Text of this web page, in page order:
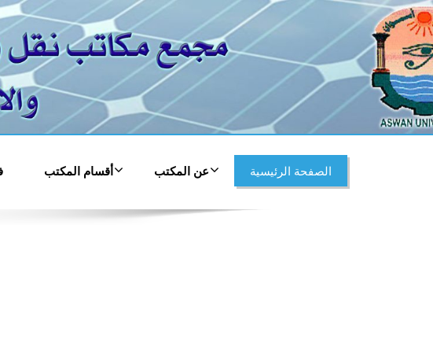
أقسام المكتب عن المكتب الصفحة الرئيسية